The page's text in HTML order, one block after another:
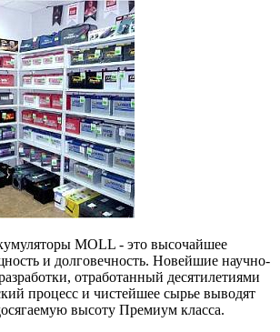
MOLL - это высочайшее
и долговечность. Новейшие научно-
отработанный десятилетиями
процесс и чистейшее сырье выводят
высоту Премиум класса.